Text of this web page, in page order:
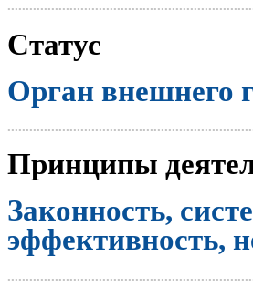
Статус
Орган внешнего
Принципы
Законность,
эффективность,